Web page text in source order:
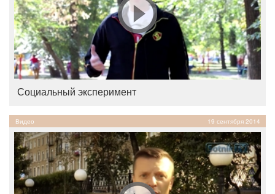
Социальный эксперимент
Видео 19 сентября 2014